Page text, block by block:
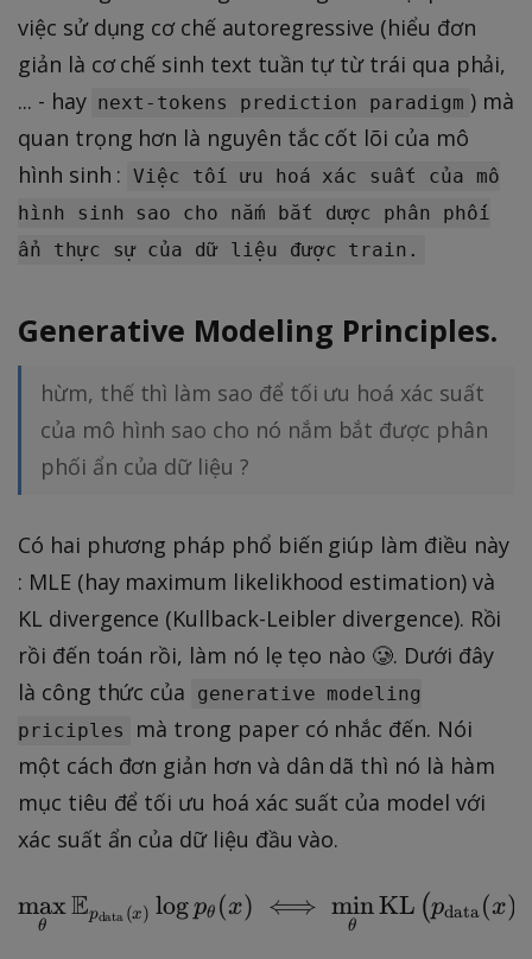
việc sử dụng cơ chế autoregressive (hiểu đơn
giản là cơ chế sinh text tuần tự từ trái qua phải,
... - hay next-tokens prediction paradigm ) mà
quan trọng hơn là nguyên tắc cốt lõi của mô
hình sinh : Việc tối ưu hoá xác suất của mô
hình sinh sao cho nắm bắt dược phân phối
ẩn thực sự của dữ liệu được train.
Generative Modeling Principles.
hừm, thế thì làm sao để tối ưu hoá xác suất
của mô hình sao cho nó nắm bắt được phân
phối ẩn của dữ liệu ?
Có hai phương pháp phổ biến giúp làm điều này
: MLE (hay maximum likelikhood estimation) và
KL divergence (Kullback-Leibler divergence). Rồi
rồi đến toán rồi, làm nó lẹ tẹo nào 🥲. Dưới đây
là công thức của
generative modeling
priciples
mà trong paper có nhắc đến. Nói
một cách đơn giản hơn và dân dã thì nó là hàm
mục tiêu để tối ưu hoá xác suất của model với
xác suất ẩn của dữ liệu đầu vào.
\max_{\theta}
θ
maxEpdata (x) logpθ (x) ⟺
θ
minKL (pdata(x)